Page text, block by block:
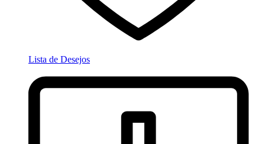
Lista de Desejos